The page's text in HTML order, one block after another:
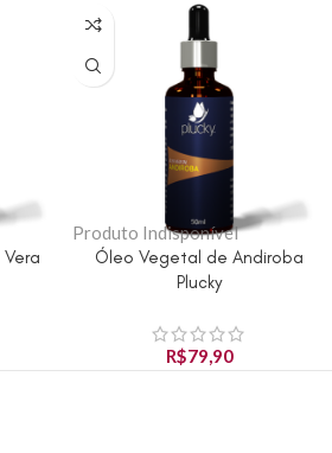
Produto Indisponível
Óleo Vegetal de Andiroba
Plucky
R$79,90